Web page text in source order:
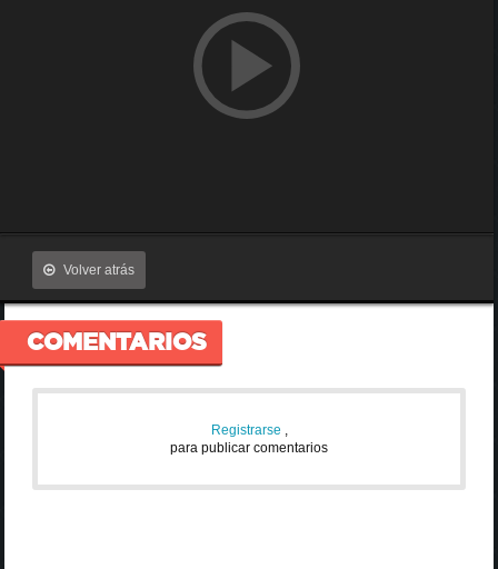
Volver atrás
COMENTARIOS
Registrarse ,
para publicar comentarios